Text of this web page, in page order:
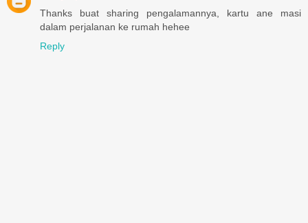
Thanks buat sharing pengalamannya, kartu ane masi
dalam perjalanan ke rumah hehee
Reply